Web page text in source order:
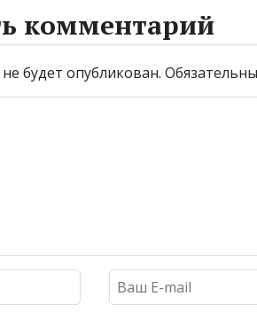
комментарий
будет опубликован.